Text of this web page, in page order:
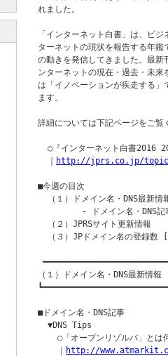
れました。
「インターネット白書」は、ビ
ターネットの現状を報告する年
の動きを発信してきました。最
ンターネットの現在・過去・未
は「イノベーションが疾走する
ます。
詳細については下記ページをご覧
○『インターネット白書2016
http://jprs.co.jp/
■今週の目次
（１）ドメイン名・DNS最新情
- ドメイン名・DNS記
  （２）JPRSサイト更新情報
（３）JPドメイン名の登録数
（１）ドメイン名・DNS最新情報
■ドメイン名・DNS記事
  ▼DNS Tips
○「オープンリゾルバ」とは
http://